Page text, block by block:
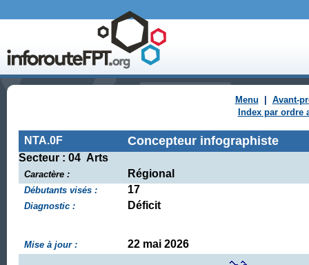
Menu
Avant-
Index par ordre
NTA.0F Concepteur infographiste
Secteur : 04 Arts
Caractère : Régional
Débutants visés : 17
Diagnostic : Déficit
Mise à jour : 22 mai 2026